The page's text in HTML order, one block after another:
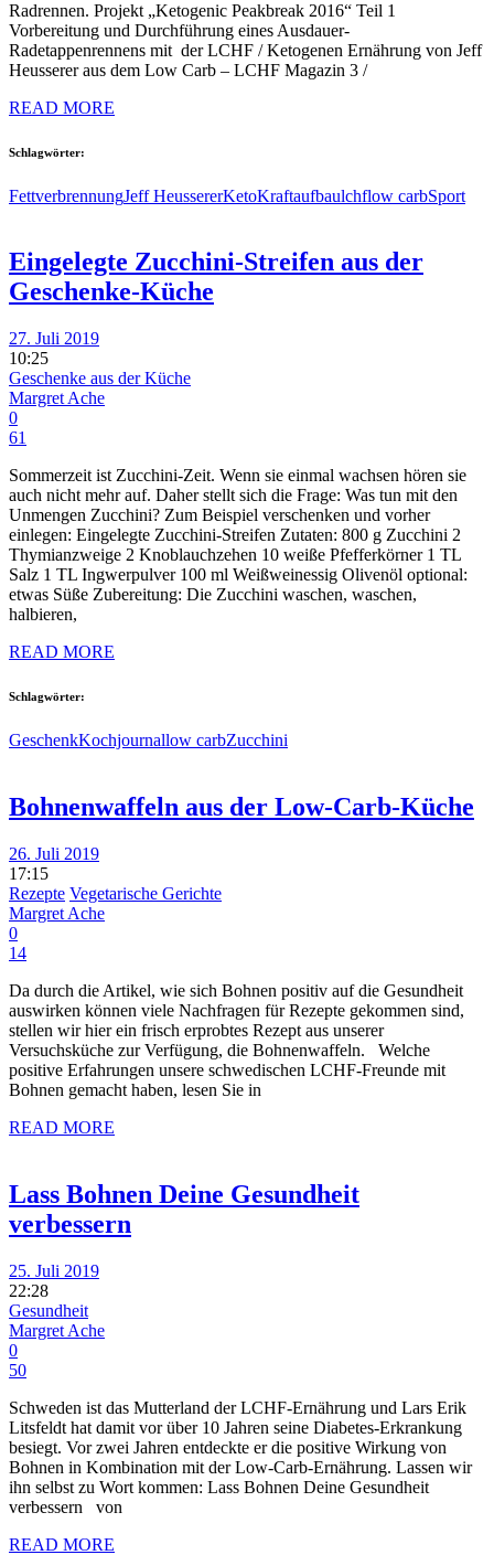
Radrennen. Projekt „Ketogenic Peakbreak 2016“ Teil 1
Vorbereitung und Durchführung eines Ausdauer-
Radetappenrennens mit der LCHF / Ketogenen Ernährung von Jeff
Heusserer aus dem Low Carb – LCHF Magazin 3 /
READ MORE
Schlagwörter:
FettverbrennungJeff HeussererKetoKraftaufbaulchflow carbSport
Eingelegte Zucchini-Streifen aus der
Geschenke-Küche
27. Juli 2019
10:25
Geschenke aus der Küche
Margret Ache
0
61
Sommerzeit ist Zucchini-Zeit. Wenn sie einmal wachsen hören sie
auch nicht mehr auf. Daher stellt sich die Frage: Was tun mit den
Unmengen Zucchini? Zum Beispiel verschenken und vorher
einlegen: Eingelegte Zucchini-Streifen Zutaten: 800 g Zucchini 2
Thymianzweige 2 Knoblauchzehen 10 weiße Pfefferkörner 1 TL
Salz 1 TL Ingwerpulver 100 ml Weißweinessig Olivenöl optional:
etwas Süße Zubereitung: Die Zucchini waschen, waschen,
halbieren,
READ MORE
Schlagwörter:
GeschenkKochjournallow carbZucchini
Bohnenwaffeln aus der Low-Carb-Küche
26. Juli 2019
17:15
Rezepte Vegetarische Gerichte
Margret Ache
0
14
Da durch die Artikel, wie sich Bohnen positiv auf die Gesundheit
auswirken können viele Nachfragen für Rezepte gekommen sind,
stellen wir hier ein frisch erprobtes Rezept aus unserer
Versuchsküche zur Verfügung, die Bohnenwaffeln. Welche
positive Erfahrungen unsere schwedischen LCHF-Freunde mit
Bohnen gemacht haben, lesen Sie in
READ MORE
Lass Bohnen Deine Gesundheit
verbessern
25. Juli 2019
22:28
Gesundheit
Margret Ache
0
50
Schweden ist das Mutterland der LCHF-Ernährung und Lars Erik
Litsfeldt hat damit vor über 10 Jahren seine Diabetes-Erkrankung
besiegt. Vor zwei Jahren entdeckte er die positive Wirkung von
Bohnen in Kombination mit der Low-Carb-Ernährung. Lassen wir
ihn selbst zu Wort kommen: Lass Bohnen Deine Gesundheit
verbessern von
READ MORE